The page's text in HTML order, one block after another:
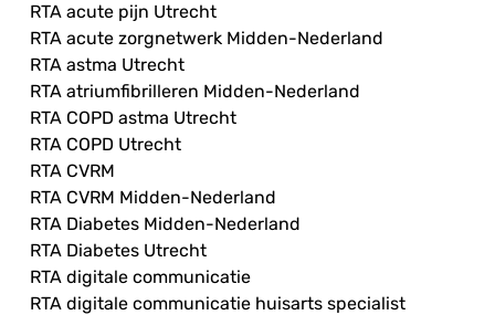
RTA acute pijn Utrecht
RTA acute zorgnetwerk Midden-Nederland
RTA astma Utrecht
RTA atriumfibrilleren Midden-Nederland
RTA COPD astma Utrecht
RTA COPD Utrecht
RTA CVRM
RTA CVRM Midden-Nederland
RTA Diabetes Midden-Nederland
RTA Diabetes Utrecht
RTA digitale communicatie
RTA digitale communicatie huisarts specialist